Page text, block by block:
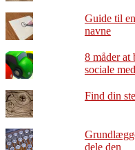
Guide til
navne
8 måder at
sociale
Find din
dele den